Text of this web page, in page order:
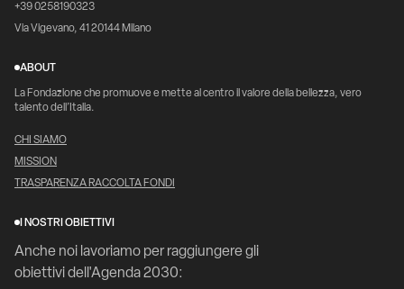
+39 0258190323
Via Vigevano, 41 20144 Milano
ABOUT
La Fondazione che promuove e mette al centro il valore della bellezza, vero
talento dell’Italia.
CHI SIAMO
MISSION
TRASPARENZA RACCOLTA FONDI
I NOSTRI OBIETTIVI
Anche noi lavoriamo per raggiungere gli
obiettivi dell'Agenda 2030: